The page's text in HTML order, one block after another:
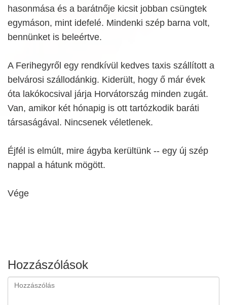
hasonmása és a barátnője kicsit jobban csüngtek
egymáson, mint idefelé. Mindenki szép barna volt,
bennünket is beleértve.
A Ferihegyről egy rendkívül kedves taxis szállított a
belvárosi szállodánkig. Kiderült, hogy ő már évek
óta lakókocsival járja Horvátország minden zugát.
Van, amikor két hónapig is ott tartózkodik baráti
társaságával. Nincsenek véletlenek.
Éjfél is elmúlt, mire ágyba kerültünk -- egy új szép
nappal a hátunk mögött.
Vége
Hozzászólások